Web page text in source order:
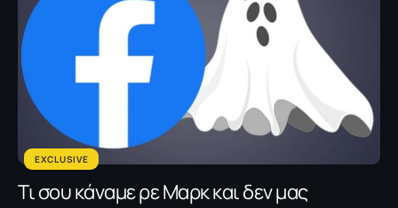
EXCLUSIVE
Τι σου κάναμε ρε Μαρκ και δεν μας